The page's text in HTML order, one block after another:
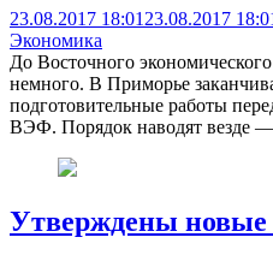
23.08.2017 18:01 23.08.2017
Экономика
До Восточного
немного. В Приморье
подготовительные работы
ВЭФ. Порядок наводят везде
Утверждены